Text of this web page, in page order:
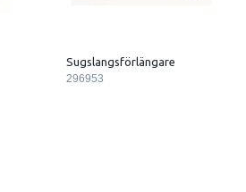
Sugslangsförlängare
296953